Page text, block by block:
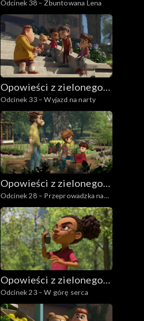
lasu
Odcinek 38 – Zbuntowana Lena
Opowieści z zielonego
lasu
Odcinek 33 – Wyjazd na narty
Opowieści z zielonego
lasu
Odcinek 28 – Przeprowadzka na
wieś, część 2
Opowieści z zielonego
lasu
Odcinek 23 – W górę serca